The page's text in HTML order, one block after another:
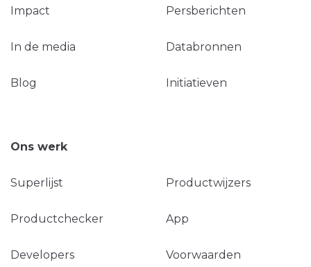
Impact Persberichten
In de media Databronnen
Blog Initiatieven
Ons werk
Superlijst Productwijzers
Productchecker App
Developers Voorwaarden